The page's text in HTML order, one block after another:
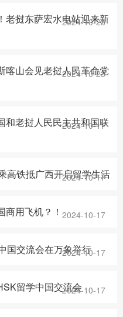
老挝东萨宏水电站迎来新
2024-10-23
喀山会见老挝人民革命党
2024-10-23
和老挝人民民主共和国联
2024-10-17
高铁抵广西开启留学生活
2024-10-17
商用飞机？！ 2024-10-17
国交流会在万象举行
2024-10-17
留学中国交流会2024-10-17